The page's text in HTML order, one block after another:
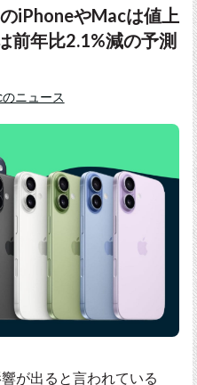
iPhoneやMacは値上
前年比2.1%減の予測
ニュース
が出ると言われている